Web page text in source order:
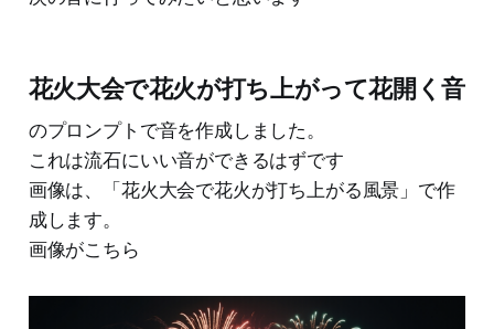
花火大会で花火が打ち上がって花開く音
のプロンプトで音を作成しました。
これは流石にいい音ができるはずです
画像は、「花火大会で花火が打ち上がる風景」で作
成します。
画像がこちら